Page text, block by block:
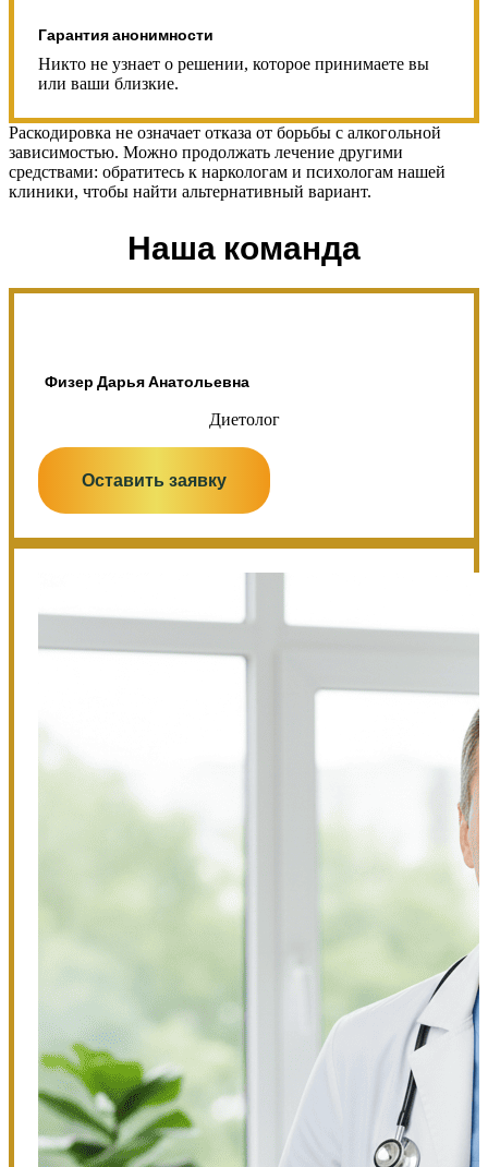
Гарантия анонимности
Никто не узнает о решении, которое принимаете вы
или ваши близкие.
Раскодировка не означает отказа от борьбы с алкогольной
зависимостью. Можно продолжать лечение другими
средствами: обратитесь к наркологам и психологам нашей
клиники, чтобы найти альтернативный вариант.
Наша команда
Физер Дарья Анатольевна
Диетолог
Оставить заявку